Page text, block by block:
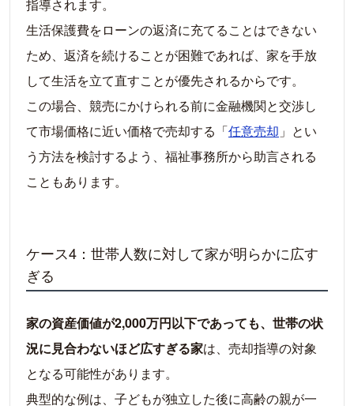
指導されます。
生活保護費をローンの返済に充てることはできない
ため、返済を続けることが困難であれば、家を手放
して生活を立て直すことが優先されるからです。
この場合、競売にかけられる前に金融機関と交渉し
て市場価格に近い価格で売却する「任意売却 」とい
う方法を検討するよう、福祉事務所から助言される
こともあります。
ケース4：世帯人数に対して家が明らかに広す
ぎる
家の資産価値が2,000万円以下であっても、世帯の状
況に見合わないほど広すぎる家は、売却指導の対象
となる可能性があります。
典型的な例は、子どもが独立した後に高齢の親が一